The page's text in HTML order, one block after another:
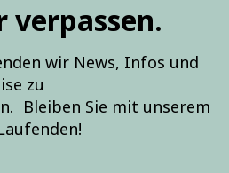
verpassen.
wir News, Infos und
zu
Bleiben Sie mit unserem